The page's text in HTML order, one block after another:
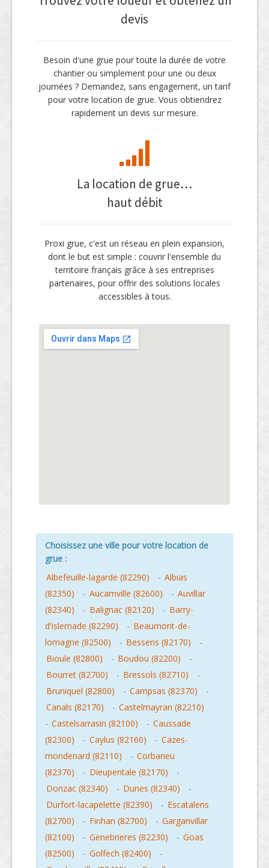
devis
Besoin d'une grue pour toute la durée de votre
chantier ou simplement pour une ou deux
journées ? Demandez, sans engagement, un tarif
pour votre location de grue. Vous obtiendrez
rapidement un devis sur mesure.
La location de grue…
haut débit
Proxi grue, c'est un réseau en plein expansion,
dont le but est simple : couvrir l'ensemble du
territoire français grâce à ses entreprises
partenaires, pour offrir des solutions locales
accessibles à tous.
Choisissez une ville pour votre location de
grue :
Albefeuille-lagarde (82290)
- Albias
(82350)
- Aucamville (82600) - Auvillar
(82340)
- Balignac (82120) - Barry-
d'islemade (82290)
- Beaumont-de-
lomagne (82500)
- Bessens (82170)
-
Bioule (82800)
- Boudou (82200)
-
Bourret (82700)
- Bressols (82710)
-
Bruniquel (82800)
- Campsas (82370)
-
Canals (82170)
- Castelmayran (82210)
- Castelsarrasin (82100) - Caussade
(82300)
- Caylus (82160) - Cazes-
mondenard (82110)
- Corbarieu
(82370)
- Dieupentale (82170)
-
Donzac (82340)
- Dunes (82340)
-
Durfort-lacapelette (82390)
- Escatalens
(82700)
- Finhan (82700) - Garganvillar
(82100)
- Genebrieres (82230) - Goas
(82500)
- Golfech (82400)
-